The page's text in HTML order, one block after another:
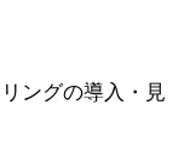
ングの導入・見